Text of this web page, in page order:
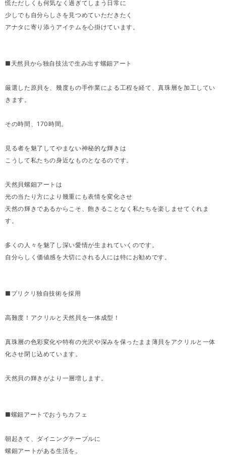
慌ただしくも何気なく過ぎてしまう日常に
少しでも自分らしさを見つめていただきたく
アナタに寄り添うアイテムを心掛けています。
■天然貝から独自技法で生み出す螺鈿アート
厳選した原貝を、幾度もの手作業による工程を経て、真珠層を加工してい
きます。
その時間、170時間。
見る者を魅了してやまない神秘的な輝きは
こうして私たちの身近なものとなるのです。
天然貝螺鈿アートは
光の当たり方により幾重にも表情を変化させ
天然の輝きであるからこそ、飽きることなく私たちを楽しませてくれま
す。
多くの人々を魅了し深い愛情が生まれていくのです。
自分らしく価値感を大切にされる人には特にお勧めです。
■プリクリ独自技術を採用
高難度！アクリルと天然貝を一体成型！
真珠層の色彩変化や特有の光沢や深みを保ったまま薄貝をアクリルと一体
化させ閉じ込めています。
天然貝の輝きがより一層増します。
■螺鈿アートでおうちカフェ
朝起きて、ダイニングテーブルに
螺鈿アートがある生活を。